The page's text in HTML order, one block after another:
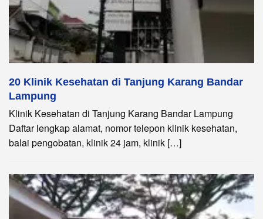
20 Klinik Kesehatan di Tanjung Karang Bandar
Lampung
Klinik Kesehatan di Tanjung Karang Bandar Lampung
Daftar lengkap alamat, nomor telepon klinik kesehatan,
balai pengobatan, klinik 24 jam, klinik […]